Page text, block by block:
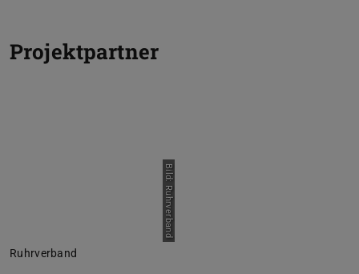
Projektpartner
Bild: Ruhrverband
Ruhrverband